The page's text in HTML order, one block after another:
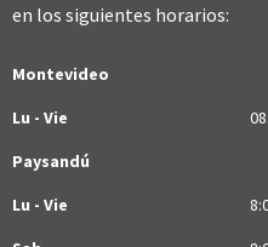
en los siguientes horarios:
Montevideo
Lu - Vie
Paysandú
Lu - Vie